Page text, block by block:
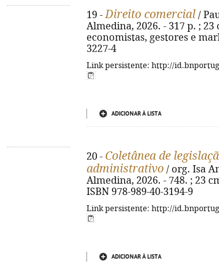
19 -Direito comercial /
Almedina, 2026. - 317 p. ;
economistas, gestores e
3227-4
Link persistente: http://
ADICIONAR À LISTA
20 - Coletânea de
administrativo / org. Isa
Almedina, 2026. - 748. ; 23
ISBN 978-989-40-3194-9
Link persistente: http://
ADICIONAR À LISTA